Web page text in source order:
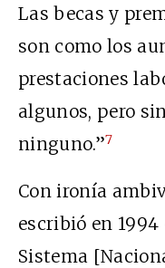
Las becas y
son como los
prestaciones
algunos, pero
ninguno.”7
Con ironía
escribió en 1994
Sistema